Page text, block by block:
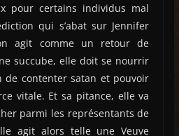
pour certains individus mal
qui s’abat sur Jennifer
agit comme un retour de
succube, elle doit se nourrir
de contenter satan et pouvoir
vitale. Et sa pitance, elle va
parmi les représentants de
agit alors telle une Veuve